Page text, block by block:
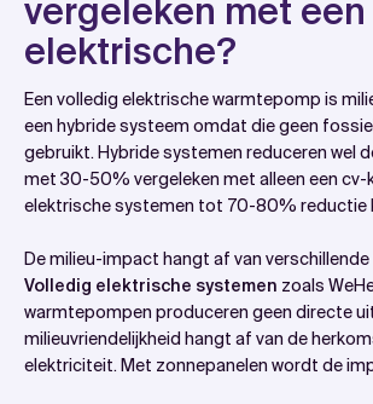
vergeleken met
elektrische?
Een volledig elektrische warmtepomp is
een hybride systeem omdat die geen
gebruikt. Hybride systemen reduceren wel
met 30-50% vergeleken met alleen een cv-
elektrische systemen tot 70-80% reductie
De milieu-impact hangt af van
Volledig elektrische systemen zoals
warmtepompen produceren geen directe
milieuvriendelijkheid hangt af van de
elektriciteit. Met zonnepanelen wordt de